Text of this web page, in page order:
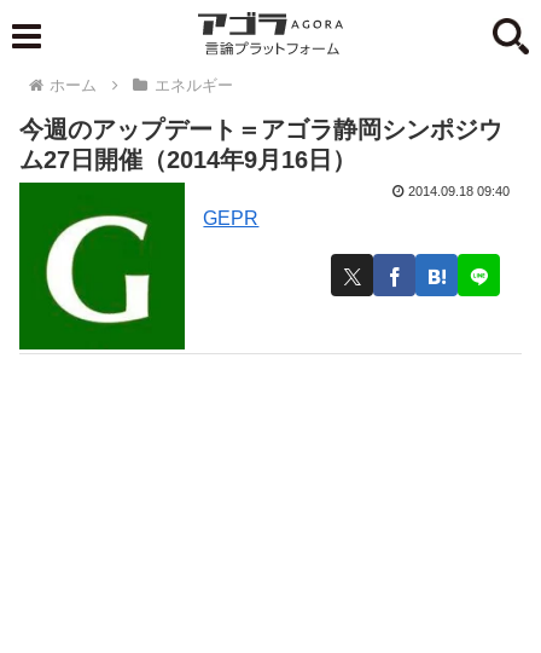
ホーム エネルギー
今週のアップデート＝アゴラ静岡シンポジウ
ム27日開催（2014年9月16日）
GEPR
2014.09.18 09:40